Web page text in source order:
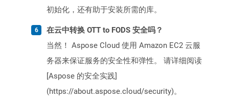
初始化，还有助于安装所需的库。
在云中转换 OTT to FODS 安全吗？
当然！ Aspose Cloud 使用 Amazon EC2 云服
务器来保证服务的安全性和弹性。 请详细阅读
[Aspose 的安全实践]
(https://about.aspose.cloud/security)。